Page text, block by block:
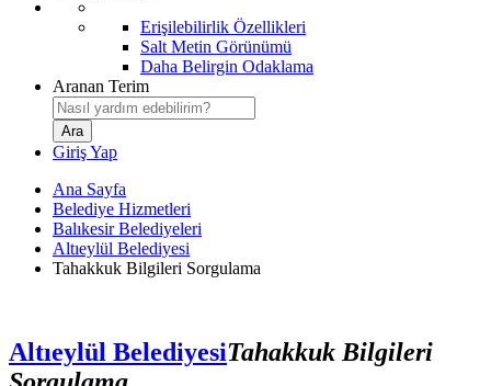
Erişilebilirlik Özellikleri
Salt Metin Görünümü
Daha Belirgin Odaklama
Aranan Terim
Giriş Yap
Ana Sayfa
Belediye Hizmetleri
Balıkesir Belediyeleri
Altıeylül Belediyesi
Tahakkuk Bilgileri Sorgulama
Altıeylül BelediyesiTahakkuk Bilgileri